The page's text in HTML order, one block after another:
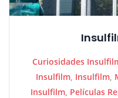
Curiosidades
Insulfilm, Insulfilm,
Insulfilm, Películas